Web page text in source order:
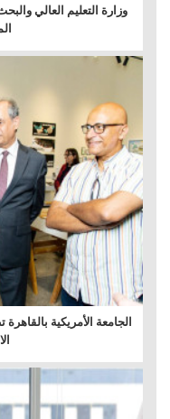
وزارة التعليم العالي
الجامعة الأمريكية